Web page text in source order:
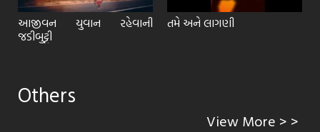
આજીવન યુવાન રહેવાની
જડીબુટ્ટી
તમે અને લાગણી
Others
View More > >